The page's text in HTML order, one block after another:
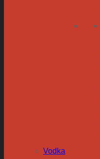
Vodka